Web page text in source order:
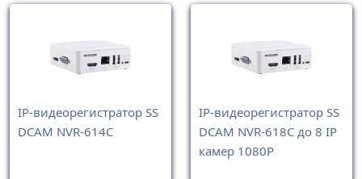
IP-видеорегистратор SS
DCAM NVR-614C
IP-видеорегистратор SS
DCAM NVR-618C до 8 IP
камер 1080P